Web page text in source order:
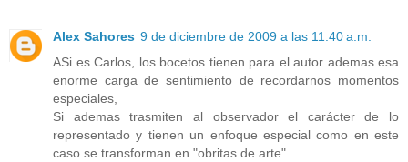
Alex Sahores 9 de diciembre de 2009 a las 11:40 a.m.
ASi es Carlos, los bocetos tienen para el autor ademas esa
enorme carga de sentimiento de recordarnos momentos
especiales,
Si ademas trasmiten al observador el carácter de lo
representado y tienen un enfoque especial como en este
caso se transforman en "obritas de arte"